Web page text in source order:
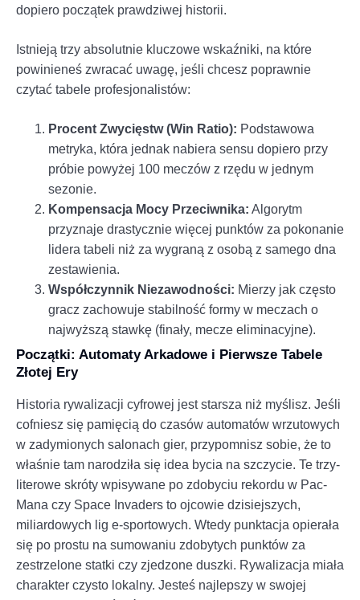
dopiero początek prawdziwej historii.
Istnieją trzy absolutnie kluczowe wskaźniki, na które
powinieneś zwracać uwagę, jeśli chcesz poprawnie
czytać tabele profesjonalistów:
Procent Zwycięstw (Win Ratio): Podstawowa
metryka, która jednak nabiera sensu dopiero przy
próbie powyżej 100 meczów z rzędu w jednym
sezonie.
Kompensacja Mocy Przeciwnika: Algorytm
przyznaje drastycznie więcej punktów za pokonanie
lidera tabeli niż za wygraną z osobą z samego dna
zestawienia.
Współczynnik Niezawodności: Mierzy jak często
gracz zachowuje stabilność formy w meczach o
najwyższą stawkę (finały, mecze eliminacyjne).
Początki: Automaty Arkadowe i Pierwsze Tabele
Złotej Ery
Historia rywalizacji cyfrowej jest starsza niż myślisz. Jeśli
cofniesz się pamięcią do czasów automatów wrzutowych
w zadymionych salonach gier, przypomnisz sobie, że to
właśnie tam narodziła się idea bycia na szczycie. Te trzy-
literowe skróty wpisywane po zdobyciu rekordu w Pac-
Mana czy Space Invaders to ojcowie dzisiejszych,
miliardowych lig e-sportowych. Wtedy punktacja opierała
się po prostu na sumowaniu zdobytych punktów za
zestrzelone statki czy zjedzone duszki. Rywalizacja miała
charakter czysto lokalny. Jesteś najlepszy w swojej